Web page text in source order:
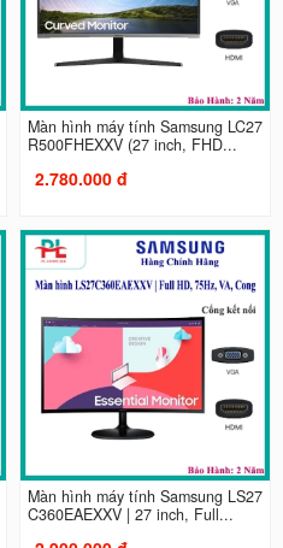
Màn hình máy tính Samsung LC27
R500FHEXXV (27 inch, FHD...
2.780.000 đ
Màn hình máy tính Samsung LS27
C360EAEXXV | 27 inch, Full...